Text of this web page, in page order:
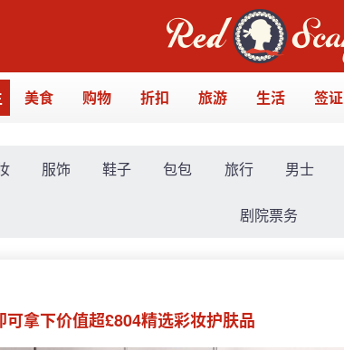
美食 购物 折扣 旅游 生活 签证
服饰 鞋子 包包 旅行 男士
剧院票务
拿下价值超£804精选彩妆护肤品